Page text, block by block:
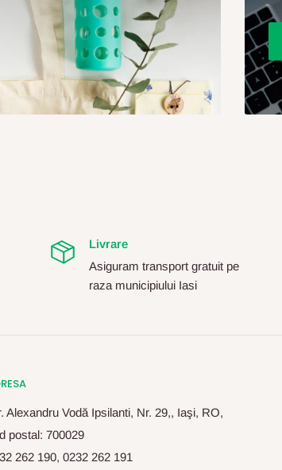
Livrare
Asiguram transport gratuit pe
raza municipiului Iasi
Alexandru Vodă Ipsilanti, Nr. 29,, Iaşi, RO,
postal: 700029
262 190, 0232 262 191